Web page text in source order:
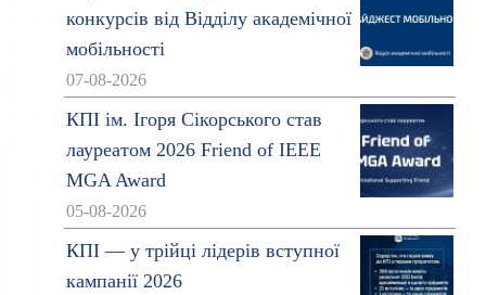
конкурсів від Відділу академічної
мобільності
07-08-2026
КПІ ім. Ігоря Сікорського став
лауреатом 2026 Friend of IEEE
MGA Award
05-08-2026
КПІ — у трійці лідерів вступної
кампанії 2026